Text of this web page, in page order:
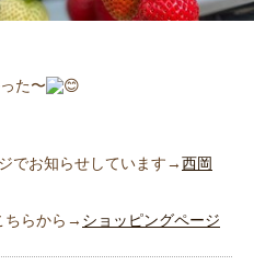
た〜
でお知らせしています→西岡
ちらから→ ショッピングページ